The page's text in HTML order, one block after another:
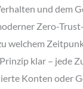
und dem
Zero-
welchem
klar –
Konten oder